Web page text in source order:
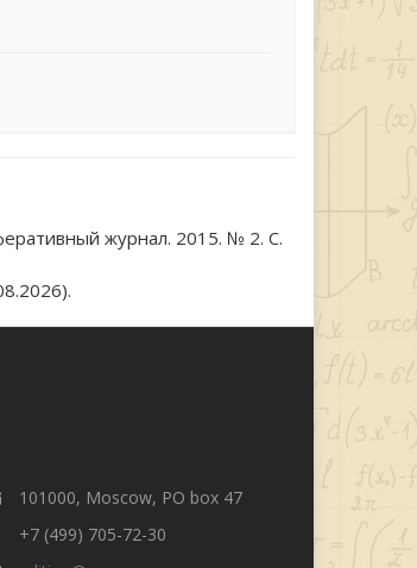
журнал. 2015. № 2. С.
101000, Moscow, PO box 47
+7 (499) 705-72-30